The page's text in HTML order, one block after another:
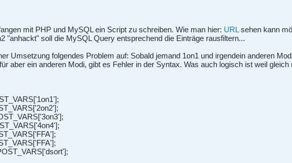
mit PHP und MySQL ein Script zu schreiben. Wie man hier: URLsehen kann
"anhackt" soll die MySQL Query entsprechend die Einträge rausfiltern...
Umsetzung folgendes Problem auf: Sobald jemand 1on1 und irgendein anderen
aber ein anderen Modi, gibt es Fehler in der Syntax. Was auch logisch ist weil